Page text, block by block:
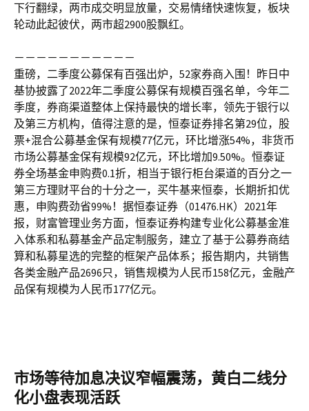
下行翻绿，两市成交明显放量，交易情绪快速恢复，板块
轮动此起彼伏，两市超2900股飘红。
－－－－－－－－－－－
重磅，二季度公募保有百强出炉，52家券商入围！昨日中
基协披露了2022年二季度公募保有规模百强名单，今年二
季度，券商渠道整体上保持最快的增长率，领先于银行以
及第三方机构，值得注意的是，恒泰证券排名第29位，股
票+混合公募基金保有规模77亿元，环比增涨54%，非货币
市场公募基金保有规模92亿元，环比增加9.50%。恒泰证
券全场基金申购费0.1折，相当于银行柜台渠道的百分之一
第三方理财平台的十分之一，买牛基来恒泰，长期折扣优
惠，申购费劲省99%！据恒泰证券（01476.HK）2021年
报，财富管理业务方面，恒泰证券构建专业化公募基金准
入体系和私募基金产品定制服务，建立了基于公募券商结
算和私募星选的完整的框架产品体系；报告期内，共销售
各类金融产品2696只，销售规模为人民币158亿元，金融产
品保有规模为人民币177亿元。
市场等待加息决议窄幅震荡，黄白二线分
化小盘表现活跃